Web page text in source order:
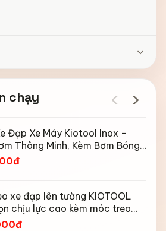
chạy ‹ ›
Đạp Xe Máy Kiotool Inox –
Thông Minh, Kèm Bơm Bóng,
160 PSI
xe đạp lên tường KIOTOOL
chịu lực cao kèm móc treo
hiểm